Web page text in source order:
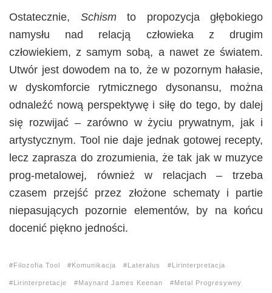
Ostatecznie, Schismto propozycja głębokiego
namysłu nad relacją człowieka z drugim
człowiekiem, z samym sobą, a nawet ze światem.
Utwór jest dowodem na to, że w pozornym hałasie,
w dyskomforcie rytmicznego dysonansu, można
odnaleźć nową perspektywę i siłę do tego, by dalej
się rozwijać – zarówno w życiu prywatnym, jak i
artystycznym. Tool nie daje jednak gotowej recepty,
lecz zaprasza do zrozumienia, że tak jak w muzyce
prog-metalowej, również w relacjach – trzeba
czasem przejść przez złożone schematy i partie
niepasujących pozornie elementów, by na końcu
docenić piękno jedności.
Filozofia Tool Komunikacja Lateralus Lirinterpretacja
Lirinterpretacje Maynard James Keenan Metal Progresywny